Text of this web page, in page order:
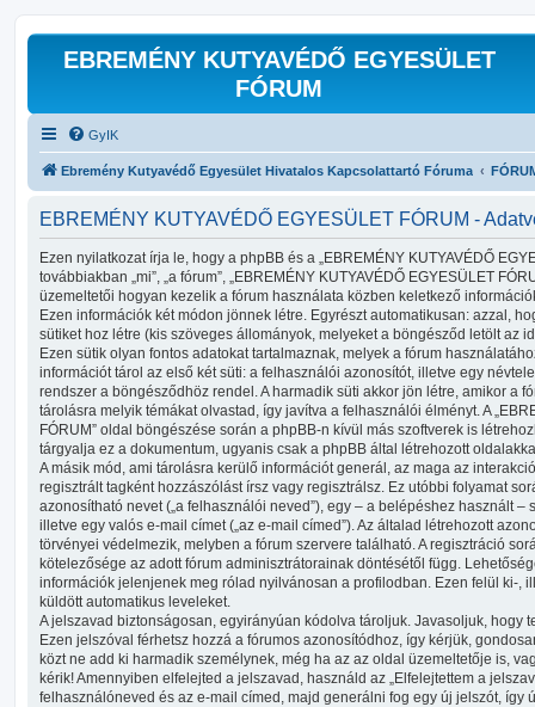
EBREMÉNY KUTYAVÉDŐ EGYESÜLET
FÓRUM
GyIK
Ebremény Kutyavédő Egyesület Hivatalos Kapcsolattartó Fóruma
EBREMÉNY KUTYAVÉDŐ EGYESÜLET FÓRUM -
Ezen nyilatkozat írja le, hogy a phpBB és a „EBREMÉNY KUTYAVÉDŐ
továbbiakban „mi”, „a fórum”, „EBREMÉNY KUTYAVÉDŐ EGYESÜLET
üzemeltetői hogyan kezelik a fórum használata közben keletkező
Ezen információk két módon jönnek létre. Egyrészt automatikusan: azzal,
sütiket hoz létre (kis szöveges állományok, melyeket a böngésződ letölt az
Ezen sütik olyan fontos adatokat tartalmaznak, melyek a fórum
információt tárol az első két süti: a felhasználói azonosítót, illetve egy
rendszer a böngésződhöz rendel. A harmadik süti akkor jön létre, amikor a
tárolásra melyik témákat olvastad, így javítva a felhasználói élményt. A
FÓRUM” oldal böngészése során a phpBB-n kívül más szoftverek is
tárgyalja ez a dokumentum, ugyanis csak a phpBB által létrehozott
A másik mód, ami tárolásra kerülő információt generál, az maga az
regisztrált tagként hozzászólást írsz vagy regisztrálsz. Ez utóbbi folyamat
azonosítható nevet („a felhasználói neved”), egy – a belépéshez használt –
illetve egy valós e-mail címet („az e-mail címed”). Az általad létrehozott
törvényei védelmezik, melyben a fórum szervere található. A regisztráció
kötelezősége az adott fórum adminisztrátorainak döntésétől függ.
információk jelenjenek meg rólad nyilvánosan a profilodban. Ezen felül ki-,
küldött automatikus leveleket.
A jelszavad biztonságosan, egyirányúan kódolva tároljuk. Javasoljuk, hogy
Ezen jelszóval férhetsz hozzá a fórumos azonosítódhoz, így kérjük,
közt ne add ki harmadik személynek, még ha az az oldal üzemeltetője is,
kérik! Amennyiben elfelejted a jelszavad, használd az „Elfelejtettem a
felhasználóneved és az e-mail címed, majd generálni fog egy új jelszót, így